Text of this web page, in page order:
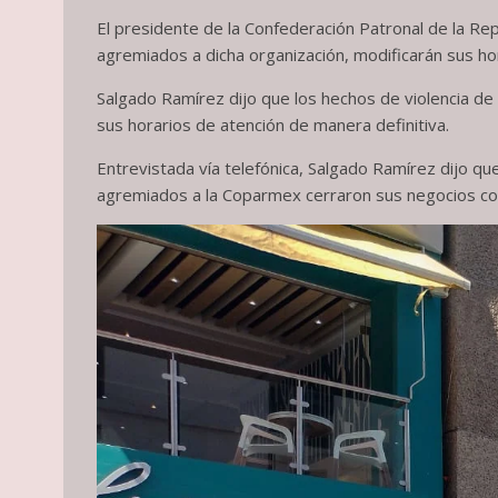
El presidente de la Confederación Patronal de la
agremiados a dicha organización, modificarán sus
Salgado Ramírez dijo que los hechos de violencia
sus horarios de atención de manera definitiva.
Entrevistada vía telefónica, Salgado Ramírez dijo
agremiados a la Coparmex cerraron sus negocios